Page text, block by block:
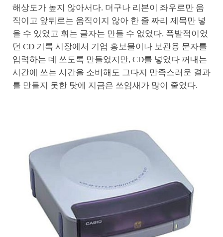
해상도가 높지 않아서다. 더구나 리본이 좌우로만 움
직이고 앞뒤로는 움직이지 않아 한 줄 짜리 제목만 넣
을 수 있었고 휘는 글자는 만들 수 없었다. 폭발적이었
던 CD 기록 시장에서 기업 홍보물이나 보관용 문자를
입력하는 데 쓰도록 만들었지만, CD를 넣었다 꺼내는
시간에 쓰는 시간을 소비해도 그다지 만족스러운 결과
를 만들지 못한 탓에 지금은 쓰임새가 많이 줄었다.